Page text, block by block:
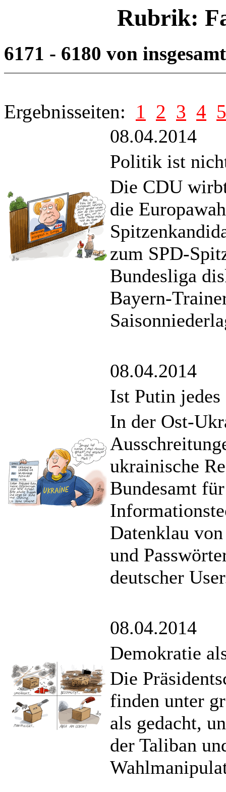
Rubrik:
6171 - 6180 von
Ergebnisseiten: 1 2 3 4 5
08.04.2014
Politik ist
Die CDU
die
zum SPD-
Bundesliga
Bayern-
08.04.2014
Ist Putin
In der Ost-
ukrainische
Bundesamt
Datenklau
und
deutscher
08.04.2014
Demokratie
Die
finden unter
als gedacht,
der Taliban